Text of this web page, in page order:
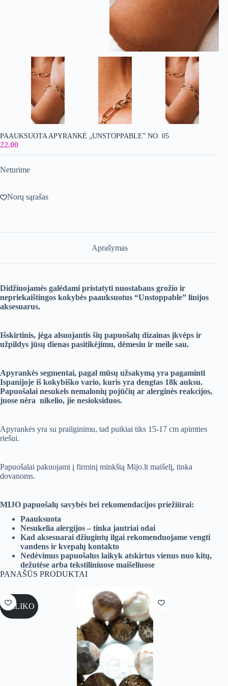
PAAUKSUOTA APYRANKĖ „UNSTOPPABLE” NO. 05
22.00
Neturime
Norų sąrašas
Aprašymas
Didžiuojamės galėdami pristatyti nuostabaus grožio ir
nepriekaištingos kokybės paauksuotus “Unstoppable” linijos
aksesuarus.
Išskirtinis, jėga alsuojantis šių papuošalų dizainas įkvėps ir
užpildys jūsų dienas pasitikėjimu, dėmesiu ir meile sau.
Apyrankės segmentai, pagal mūsų užsakymą yra pagaminti
Ispanijoje iš kokybiško vario, kuris yra dengtas 18k auksu.
Papuošalai nesukels nemalonių pojūčių ar alerginės reakcijos,
juose nėra nikelio, jie nesioksiduos.
Apyrankės yra su prailginimu, tad puikiai tiks 15-17 cm apimties
riešui.
Papuošalai pakuojami į firminį minkštą Mijo.lt maišelį, tinka
dovanoms.
MIJO papuošalų savybės bei rekomendacijos priežiūrai:
Paauksuota
Nesukelia alergijos – tinka jautriai odai
Kad aksesuarai džiugintų ilgai rekomenduojame vengti
vandens ir kvepalų kontakto
Nedėvimus papuošalus laikyk atskirtus vienus nuo kitų,
dežutėse arba tekstiliniuose maišeliuose
PANAŠŪS PRODUKTAI
NELIKO